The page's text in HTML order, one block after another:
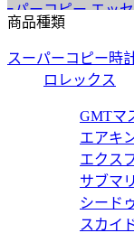
コピー エッセン
ピー DBEX0602
ピー スパイダー
商品種類
スーパーコピー時
ロレックス
GMTマ
エアキ
エクス
サブマ
シード
スカイ